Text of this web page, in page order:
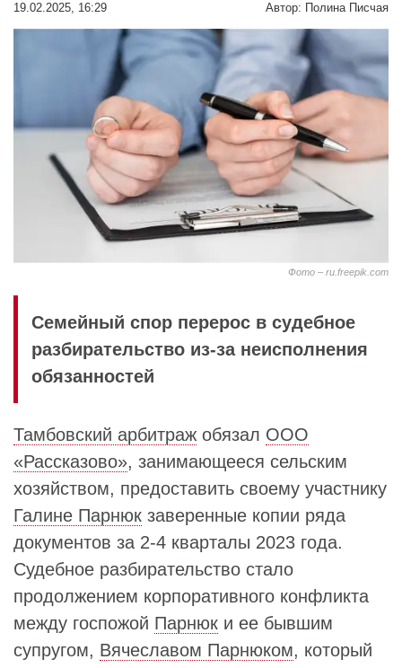
19.02.2025, 16:29 Автор: Полина Писчая
Фото – ru.freepik.com
Семейный спор перерос в судебное
разбирательство из-за неисполнения
обязанностей
Тамбовский арбитраж обязал ООО
«Рассказово», занимающееся сельским
хозяйством, предоставить своему участнику
Галине Парнюк заверенные копии ряда
документов за 2-4 кварталы 2023 года.
Судебное разбирательство стало
продолжением корпоративного конфликта
между госпожой Парнюк и ее бывшим
супругом, Вячеславом Парнюком, который